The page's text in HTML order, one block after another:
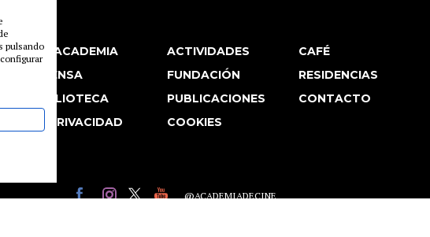
LA ACADEMIA ACTIVIDADES CAFÉ
PRENSA
FUNDACIÓN RESIDENCIAS
BIBLIOTECA
PUBLICACIONES CONTACTO
P. PRIVACIDAD
COOKIES
@ACADEMIADECINE
pulsando